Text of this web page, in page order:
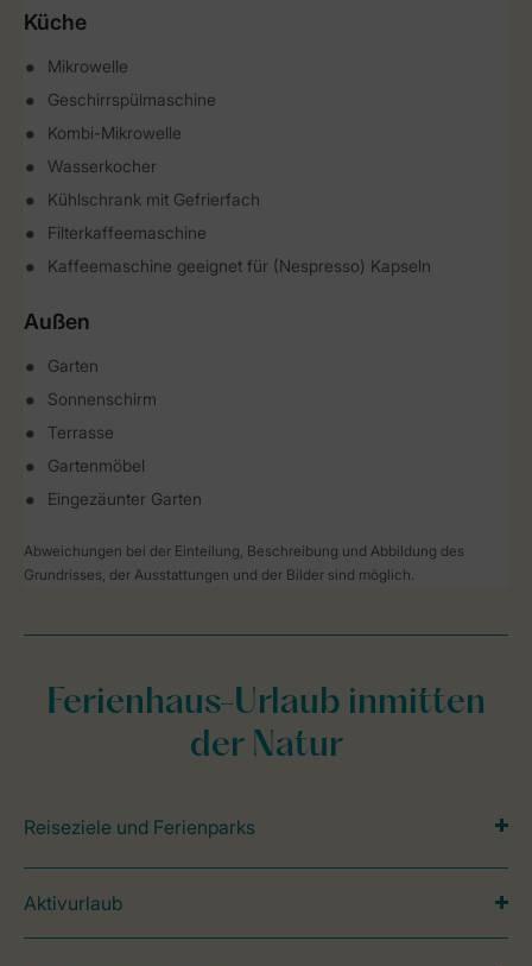
Küche
Mikrowelle
Geschirrspülmaschine
Kombi-Mikrowelle
Wasserkocher
Kühlschrank mit Gefrierfach
Filterkaffeemaschine
Kaffeemaschine geeignet für (Nespresso) Kapseln
Außen
Garten
Sonnenschirm
Terrasse
Gartenmöbel
Eingezäunter Garten
Abweichungen bei der Einteilung, Beschreibung und Abbildung des
Grundrisses, der Ausstattungen und der Bilder sind möglich.
Ferienhaus-Urlaub inmitten
der Natur
Reiseziele und Ferienparks
Aktivurlaub